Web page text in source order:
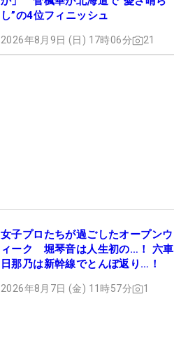
し”の4位フィニッシュ
2026年8月9日 (日) 17時06分 21
女子プロたちが過ごしたオープンウ
ィーク 堀琴音は人生初の…！ 六車
日那乃は新幹線でとんぼ返り…！
2026年8月7日 (金) 11時57分 1